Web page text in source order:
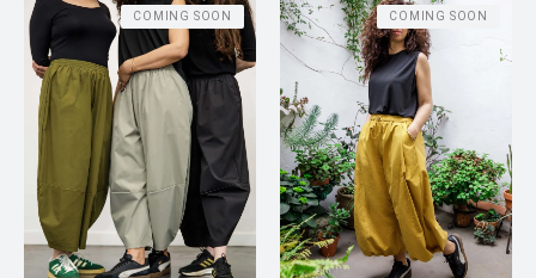
COMING SOON COMING SOON